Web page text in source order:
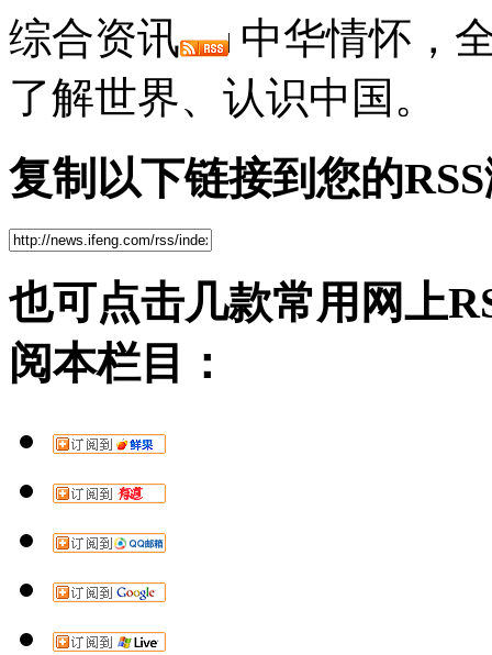
综合资讯
中华情怀，
了解世界、认识中国。
复制以下链接到您的
也可点击几款常用网上
阅本栏目：